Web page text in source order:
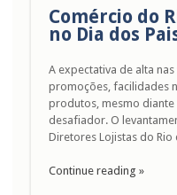
Comércio do
no Dia dos
A expectativa de alta
promoções, facilidades
produtos, mesmo
desafiador. O
Diretores Lojistas do Rio
Continue reading »